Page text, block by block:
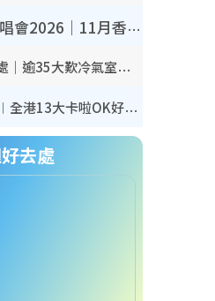
BIGBANG演唱會2026｜11月香港啟德開3場！實名制VIP申請、優先購票攻略
香港室內好去處｜逾35大歎冷氣室內好去處推介 室內活動免費避雨無懼落雨
唱K推介2026︱全港13大卡啦OK好去處！最平$36起 日文K都有！(附地址+收費詳情)
去處